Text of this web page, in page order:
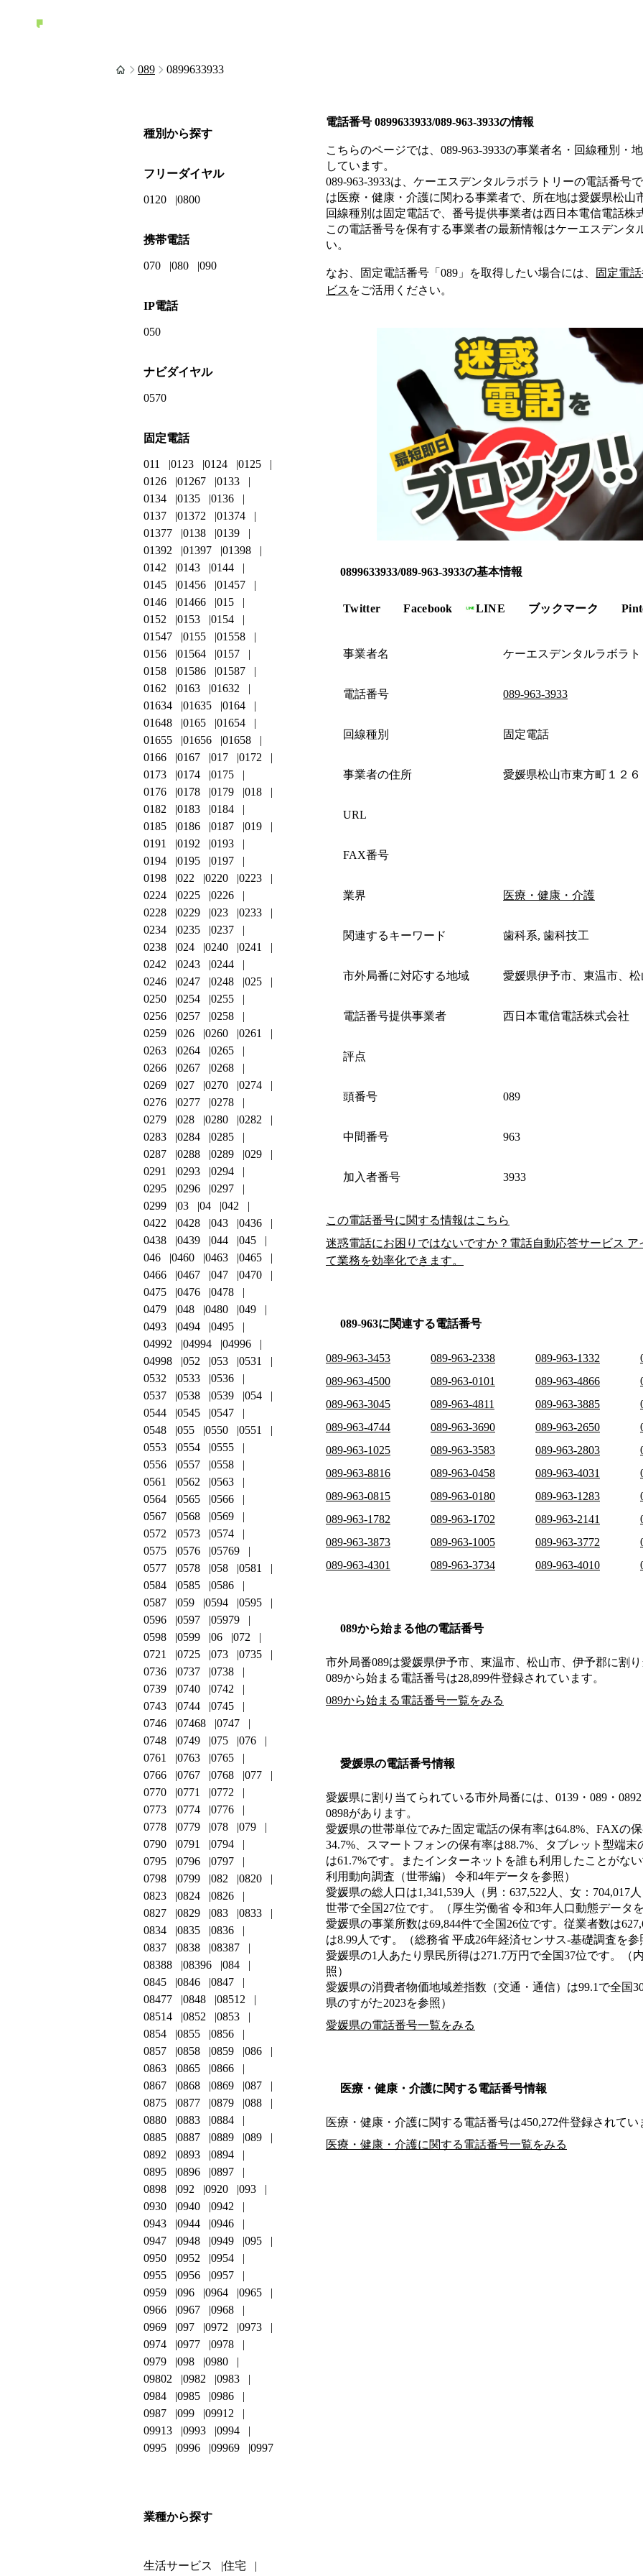
089 0899633933
電話番号 0899633933/089-963-3933の情報
こちらのページでは、 089-963-3933の事業者名・回線種別・
しています。
089-963-3933は、 ケーエスデンタルラボラトリーの電話番号で
は医療・健康・介護に関わる事業者で、所在地は愛媛県松山
回線種別は固定電話で、番号提供事業者は西日本電信電話株
この電話番号を保有する事業者の最新情報はケーエスデンタ
い。
なお、固定電話番号「 089 」を取得したい場合には、 固定電話
ビス をご活用ください。
0899633933/089-963-3933の基本情報
Twitter Facebook LINE ブックマーク
事業者名 ケーエスデンタルラボラト
電話番号 089-963-3933
回線種別 固定電話
事業者の住所 愛媛県松山市東方町１２６
URL
FAX番号
業界 医療・健康・介護
関連するキーワード 歯科系, 歯科技工
市外局番に対応する地域 愛媛県伊予市、東温市、
電話番号提供事業者 西日本電信電話株式会社
評点
頭番号 089
中間番号 963
加入者番号 3933
この電話番号に関する情報はこちら
迷惑電話にお困りではないですか？電話自動応答サービス
て業務を効率化できます。
089-963に関連する電話番号
089-963-3453 089-963-2338 089-963-1332
089-963-4500
089-963-0101 089-963-4866
089-963-3045
089-963-4811 089-963-3885
089-963-4744
089-963-3690 089-963-2650
089-963-1025
089-963-3583 089-963-2803
089-963-8816
089-963-0458 089-963-4031
089-963-0815
089-963-0180 089-963-1283
089-963-1782
089-963-1702 089-963-2141
089-963-3873
089-963-1005 089-963-3772
089-963-4301
089-963-3734 089-963-4010
089から始まる他の電話番号
市外局番089は愛媛県伊予市、東温市、松山市、伊予郡に割
089から始まる電話番号は28,899件登録されています。
089から始まる電話番号一覧をみる
愛媛県の電話番号情報
愛媛県に割り当てられている市外局番には、0139・089・0892
0898があります。
愛媛県の世帯単位でみた固定電話の保有率は64.8%、FAXの
34.7%、スマートフォンの保有率は88.7%、タブレット型端
は61.7%です。またインターネットを誰も利用したことがな
利用動向調査（世帯編） 令和4年データを参照）
愛媛県の総人口は1,341,539人（男：637,522人、女：704,017
世帯で全国27位です。（厚生労働省 令和3年人口動態データを
愛媛県の事業所数は69,844件で全国26位です。従業者数は
は8.99人です。（総務省 平成26年経済センサス‐基礎調査を参
愛媛県の1人あたり県民所得は271.7万円で全国37位です。（
照）
愛媛県の消費者物価地域差指数（交通・通信）は99.1で全国
県のすがた2023を参照）
愛媛県の電話番号一覧をみる
医療・健康・介護に関する電話番号情報
医療・健康・介護に関する電話番号は450,272件登録されてい
医療・健康・介護に関する電話番号一覧をみる
種別から探す
フリーダイヤル
0120 0800
携帯電話
070 080 090
IP電話
050
ナビダイヤル
0570
固定電話
011 0123 0124
0125
0126
01267
0133
0134
0135
0136
0137
01372
01374
01377
0138
0139
01392
01397
01398
0142
0143
0144
0145
01456
01457
0146
01466
015
0152
0153
0154
01547
0155
01558
0156
01564
0157
0158
01586
01587
0162
0163
01632
01634
01635
0164
01648
0165
01654
01655
01656
01658
0166
0167 017
0172
0173
0174
0175
0176
0178 0179
018
0182
0183
0184
0185
0186 0187
019
0191
0192
0193
0194
0195
0197
0198
022 0220
0223
0224
0225
0226
0228
0229 023
0233
0234
0235
0237
0238
024 0240
0241
0242
0243
0244
0246
0247 0248
025
0250
0254
0255
0256
0257
0258
0259
026 0260
0261
0263
0264
0265
0266
0267
0268
0269
027 0270
0274
0276
0277
0278
0279
028 0280
0282
0283
0284
0285
0287
0288 0289
029
0291
0293
0294
0295
0296
0297
0299
03 04
042
0422
0428 043
0436
0438
0439 044
045
046
0460 0463
0465
0466
0467 047
0470
0475
0476
0478
0479
048 0480
049
0493
0494
0495
04992
04994
04996
04998
052 053
0531
0532
0533
0536
0537
0538 0539
054
0544
0545
0547
0548
055 0550
0551
0553
0554
0555
0556
0557
0558
0561
0562
0563
0564
0565
0566
0567
0568
0569
0572
0573
0574
0575
0576
05769
0577
0578 058
0581
0584
0585
0586
0587
059 0594
0595
0596
0597
05979
0598
0599 06
072
0721
0725 073
0735
0736
0737
0738
0739
0740
0742
0743
0744
0745
0746
07468
0747
0748
0749 075
076
0761
0763
0765
0766
0767 0768
077
0770
0771
0772
0773
0774
0776
0778
0779 078
079
0790
0791
0794
0795
0796
0797
0798
0799 082
0820
0823
0824
0826
0827
0829 083
0833
0834
0835
0836
0837
0838
08387
08388
08396
084
0845
0846
0847
08477
0848
08512
08514
0852
0853
0854
0855
0856
0857
0858 0859
086
0863
0865
0866
0867
0868 0869
087
0875
0877 0879
088
0880
0883
0884
0885
0887 0889
089
0892
0893
0894
0895
0896
0897
0898
092 0920
093
0930
0940
0942
0943
0944
0946
0947
0948 0949
095
0950
0952
0954
0955
0956
0957
0959
096 0964
0965
0966
0967
0968
0969
097 0972
0973
0974
0977
0978
0979
098
0980
09802
0982
0983
0984
0985
0986
0987
099
09912
09913
0993
0994
0995
0996 09969 0997
業種から探す
生活サービス 住宅